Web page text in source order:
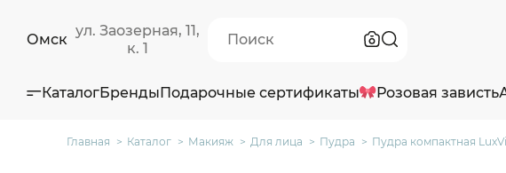
Омск
ул. Заозерная, 11,
к. 1
КаталогБрендыПодарочные сертификаты Розовая зависть
Главная Каталог Макияж Для лица Пудра Пудра компактная